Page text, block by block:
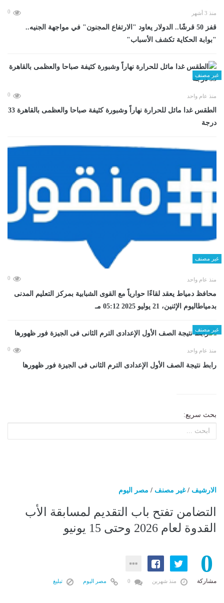
منذ 3 أشهر 0
قفز 50 قرشًا.. الدولار يعاود "الارتفاع المجنون" في مواجهة الجنيه..
"بوابة الحكاية تكشف الأسباب"
غير مصنف
منذ عام واحد 0
الطقس غدا مائل للحرارة نهاراً وشبورة كثيفة صباحا والعظمى بالقاهرة 33
درجة
غير مصنف
منذ عام واحد 0
محافظ دمياط يعقد لقاءًا حوارياً مع القوى الشبابية بمركز التعليم المدنى
بدمياطاليوم الإثنين، 21 يوليو 2025 05:12 مـ
غير مصنف
منذ عام واحد 0
رابط نتيجة الصف الأول الإعدادى الترم الثانى فى الجيزة فور ظهورها
بحث سريع:
الارشيف /غير مصنف / مصر اليوم
التضامن تفتح باب التقديم لمسابقة الأب
القدوة لعام 2026 وحتى 15 يونيو
0
مشاركة منذ شهرين مصر اليوم تبليغ